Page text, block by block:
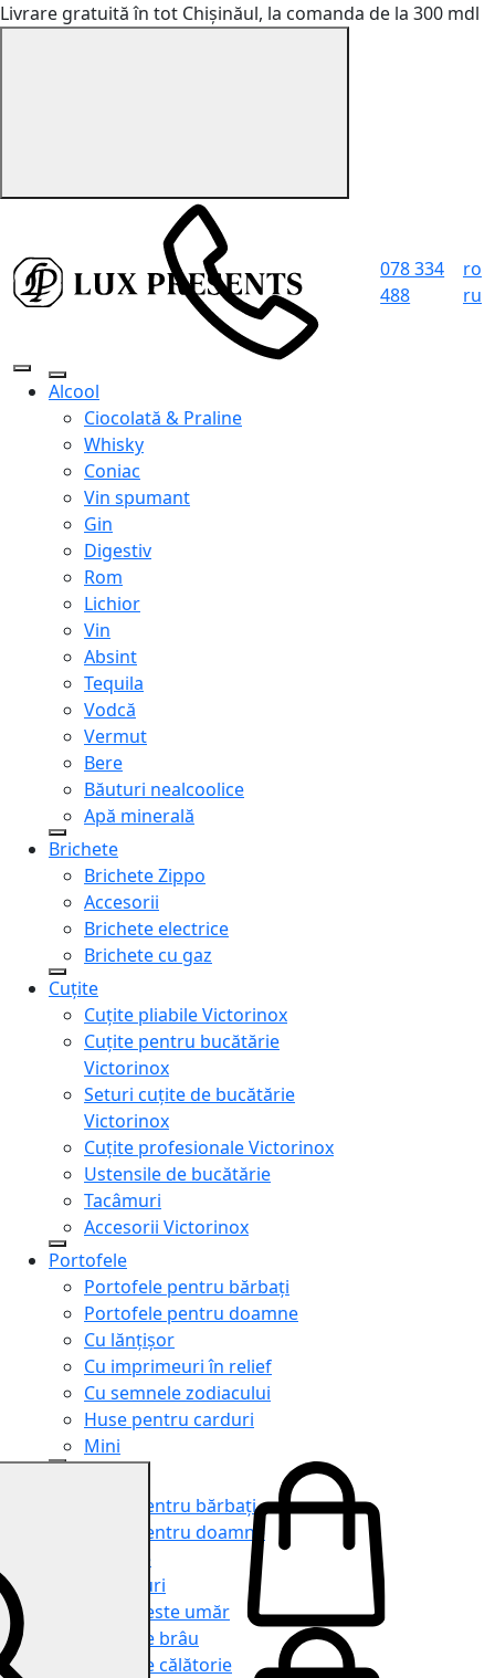
Livrare gratuită în tot Chișinăul, la comanda de la 300 mdl
078 334
488
ro
ru
Alcool
Ciocolată & Praline
Whisky
Coniac
Vin spumant
Gin
Digestiv
Rom
Lichior
Vin
Absint
Tequila
Vodcă
Vermut
Bere
Băuturi nealcoolice
Apă minerală
Brichete
Brichete Zippo
Accesorii
Brichete electrice
Brichete cu gaz
Cuțite
Cuțite pliabile Victorinox
Cuțite pentru bucătărie
Victorinox
Seturi cuțite de bucătărie
Victorinox
Cuțite profesionale Victorinox
Ustensile de bucătărie
Tacâmuri
Accesorii Victorinox
Portofele
Portofele pentru bărbați
Portofele pentru doamne
Cu lănțișor
Cu imprimeuri în relief
Cu semnele zodiacului
Huse pentru carduri
Mini
Genți pentru bărbați
Genți pentru doamne
Serviete
Rucsacuri
Genți peste umăr
Genți de brâu
Genți de călătorie